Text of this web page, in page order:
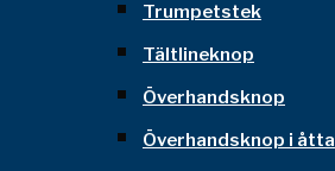
Trumpetstek
Tältlineknop
Överhandsknop
Överhandsknop i åtta